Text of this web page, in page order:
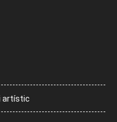
artístic